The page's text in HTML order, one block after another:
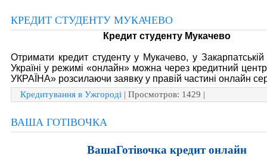
КРЕДИТ СТУДЕНТУ МУКАЧЕВО
Кредит студенту Мукачево
Отримати кредит студенту у Мукачево, у Закарпатській
Україні у режимі «онлайн» можна через кредитний
УКРАЇНА» розсилаючи заявку у правій частині онлайн
Кредитування в Ужгороді | Просмотров: 1429 |
ВАША ГОТІВОЧКА
ВашаГотівочка кредит онлайн